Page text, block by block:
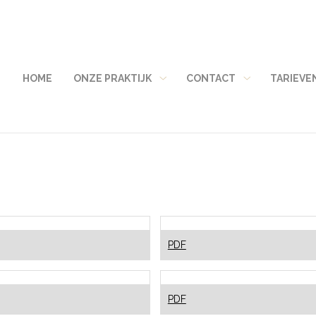
HOME
ONZE PRAKTIJK
CONTACT
PDFBleken
PDFElektrisch